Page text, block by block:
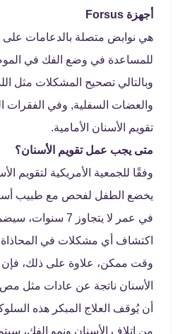
أجهزة Forsus
هي نوابض متصلة بالدعامات
للمساعدة في وضع الفك في
وبالتالي تصحيح المشكلات مثل
والعضات السفلية, وفي الفقرات
تقويم الأسنان الأمامية.
متى يجب عمل تقويم الأسنان؟
وفقًا للجمعية الأمريكية لتقويم
يخضع الطفل لفحص مع طبيب
في عمر لا يتجاوز 7
اكتشاف أي مشكلات في
وقت ممكن، علاوة على ذلك،
الأسنان ناتجة عن عادات مثل مص
أن يُوقف العلاج المبكر هذه
من إتلاف الأسنان ونمو الفك،